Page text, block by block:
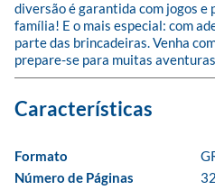
diversão é garantida com jogos e
família! E o mais especial: com
parte das brincadeiras. Venha
prepare-se para muitas
Formato
Número de Páginas
32